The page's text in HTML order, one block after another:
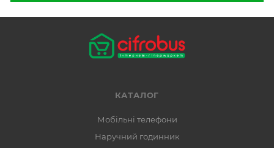
КАТАЛОГ
Мобільні телефони
Наручний годинник